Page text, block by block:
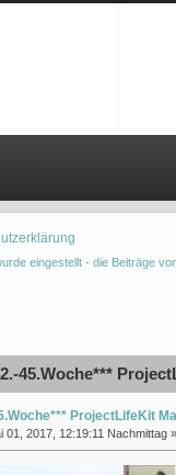
eingestellt - die Beiträge
45.Woche***
ProjectLifeKit
01, 2017, 12:19:11 Nachmittag »